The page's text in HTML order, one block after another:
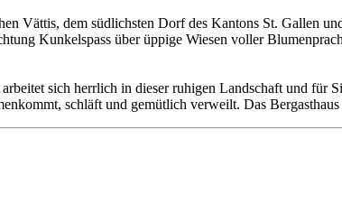
Vättis, dem südlichsten Dorf des Kantons St. Gallen
Kunkelspass über üppige Wiesen voller
sich herrlich in dieser ruhigen Landschaft und für
schläft und gemütlich verweilt. Das